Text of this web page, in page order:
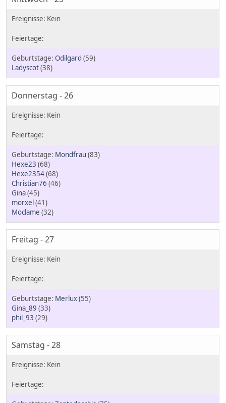
Odilgard (59)
Ladyscot(38)
Donnerstag - 26
Mondfrau (83)
Hexe23 (68)
Hexe2354(68)
Christian76 (46)
Gina(45)
morxel(41)
Moclame (32)
Freitag - 27
Merlux(55)
Gina_89 (33)
phil_93 (29)
Samstag - 28